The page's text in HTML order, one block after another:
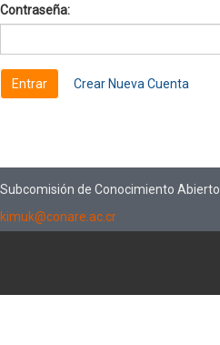
Contraseña:
Crear Nueva Cuenta
Subcomisión de Conocimiento Abierto
kimuk@conare.ac.cr